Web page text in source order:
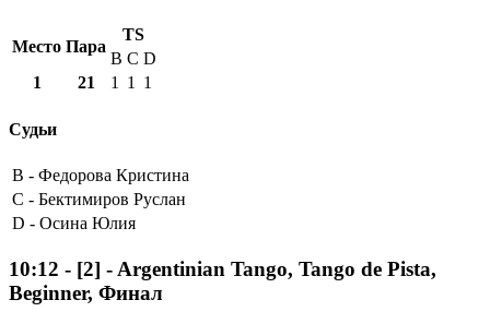
Место Пара
TS
B C D
1
21 1 1 1
Судьи
B - Федорова Кристина
C - Бектимиров Руслан
D - Осина Юлия
10:12 - [2] - Argentinian Tango, Tango de Pista,
Beginner, Финал